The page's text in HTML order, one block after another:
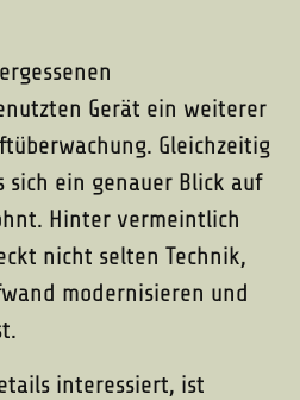
Gerät ein weiterer
Gleichzeitig
sich ein genauer Blick auf
Hinter vermeintlich
nicht selten Technik,
modernisieren und
interessiert, ist